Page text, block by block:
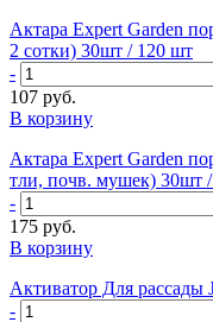
Актара Expert Garden
2 сотки) 30шт / 120 шт
-
107 руб.
В корзину
Актара Expert Garden
тли, почв. мушек) 30шт
-
175 руб.
В корзину
Активатор Для
-